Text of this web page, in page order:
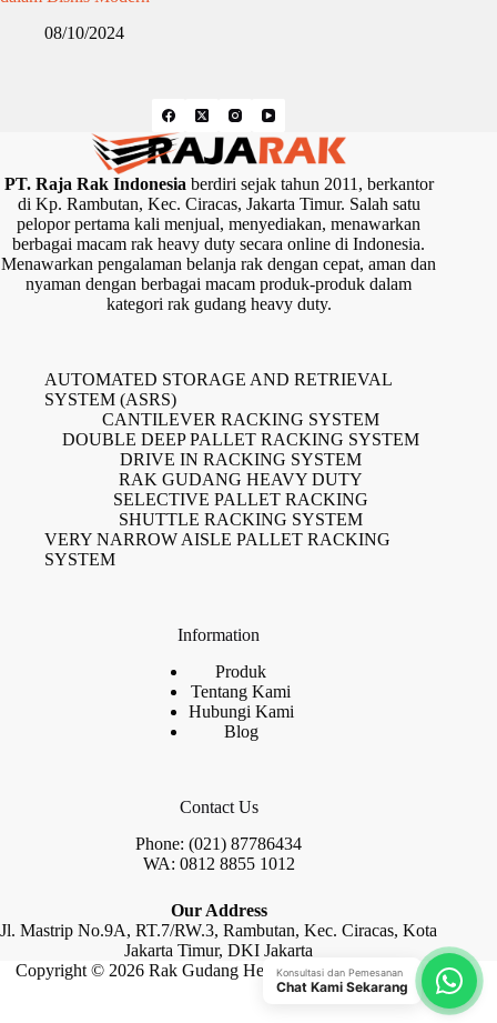
08/10/2024
PT. Raja Rak Indonesiaberdiri sejak tahun 2011, berkantor
di Kp. Rambutan, Kec. Ciracas, Jakarta Timur. Salah satu
pelopor pertama kali menjual, menyediakan, menawarkan
berbagai macam rak heavy duty secara online di Indonesia.
Menawarkan pengalaman belanja rak dengan cepat, aman dan
nyaman dengan berbagai macam produk-produk dalam
kategori rak gudang heavy duty.
AUTOMATED STORAGE AND RETRIEVAL
SYSTEM (ASRS)
CANTILEVER RACKING SYSTEM
DOUBLE DEEP PALLET RACKING SYSTEM
DRIVE IN RACKING SYSTEM
RAK GUDANG HEAVY DUTY
SELECTIVE PALLET RACKING
SHUTTLE RACKING SYSTEM
VERY NARROW AISLE PALLET RACKING
SYSTEM
Information
Produk
Tentang Kami
Hubungi Kami
Blog
Contact Us
Phone: (021) 87786434
WA: 0812 8855 1012
Our Address
Jl. Mastrip No.9A, RT.7/RW.3, Rambutan, Kec. Ciracas, Kota
Jakarta Timur, DKI Jakarta
Copyright © 2026 Rak Gudang Heayy Duty by Raja Rak
Konsultasi dan Pemesanan
Chat Kami Sekarang